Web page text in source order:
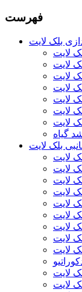
فهرست
بلک لایت
لایت
لایت
لایت
لایت
لایت
لایت
لایت
گیاه
بلک لایت
لایت
لایت
لایت
لایت
لایت
لایت
لایت
لایت
لایت
لایت
لایت